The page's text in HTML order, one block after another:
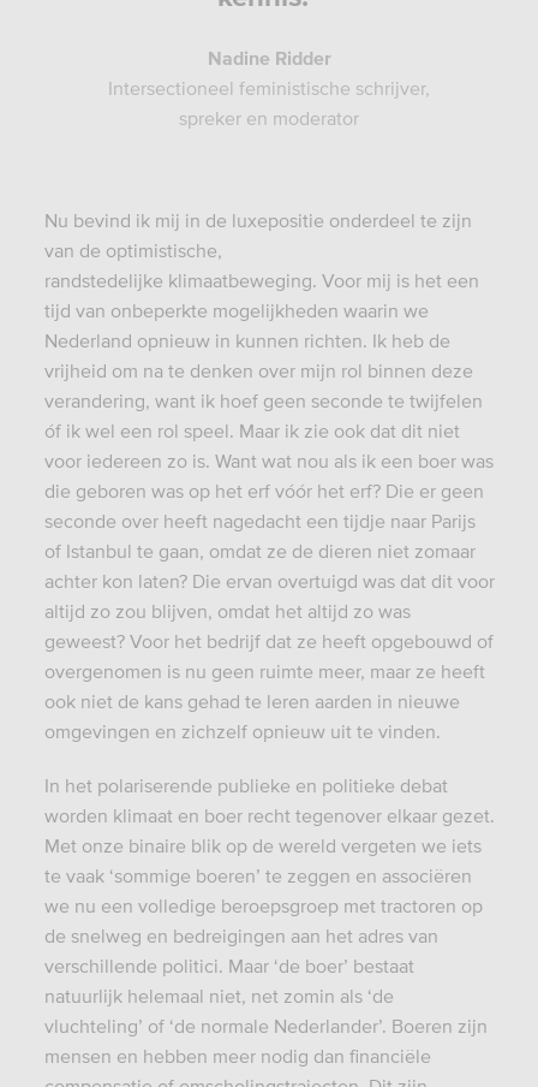
Nadine Ridder
Intersectioneel feministische schrijver,
spreker en moderator
Nu bevind ik mij in de luxepositie onderdeel te zijn
van de optimistische,
randstedelijke klimaatbeweging. Voor mij is het een
tijd van onbeperkte mogelijkheden waarin we
Nederland opnieuw in kunnen richten. Ik heb de
vrijheid om na te denken over mijn rol binnen deze
verandering, want ik hoef geen seconde te twijfelen
óf ik wel een rol speel. Maar ik zie ook dat dit niet
voor iedereen zo is. Want wat nou als ik een boer was
die geboren was op het erf vóór het erf? Die er geen
seconde over heeft nagedacht een tijdje naar Parijs
of Istanbul te gaan, omdat ze de dieren niet zomaar
achter kon laten? Die ervan overtuigd was dat dit voor
altijd zo zou blijven, omdat het altijd zo was
geweest? Voor het bedrijf dat ze heeft opgebouwd of
overgenomen is nu geen ruimte meer, maar ze heeft
ook niet de kans gehad te leren aarden in nieuwe
omgevingen en zichzelf opnieuw uit te vinden.
In het polariserende publieke en politieke debat
worden klimaat en boer recht tegenover elkaar gezet.
Met onze binaire blik op de wereld vergeten we iets
te vaak ‘sommige boeren’ te zeggen en associëren
we nu een volledige beroepsgroep met tractoren op
de snelweg en bedreigingen aan het adres van
verschillende politici. Maar ‘de boer’ bestaat
natuurlijk helemaal niet, net zomin als ‘de
vluchteling’ of ‘de normale Nederlander’. Boeren zijn
mensen en hebben meer nodig dan financiële